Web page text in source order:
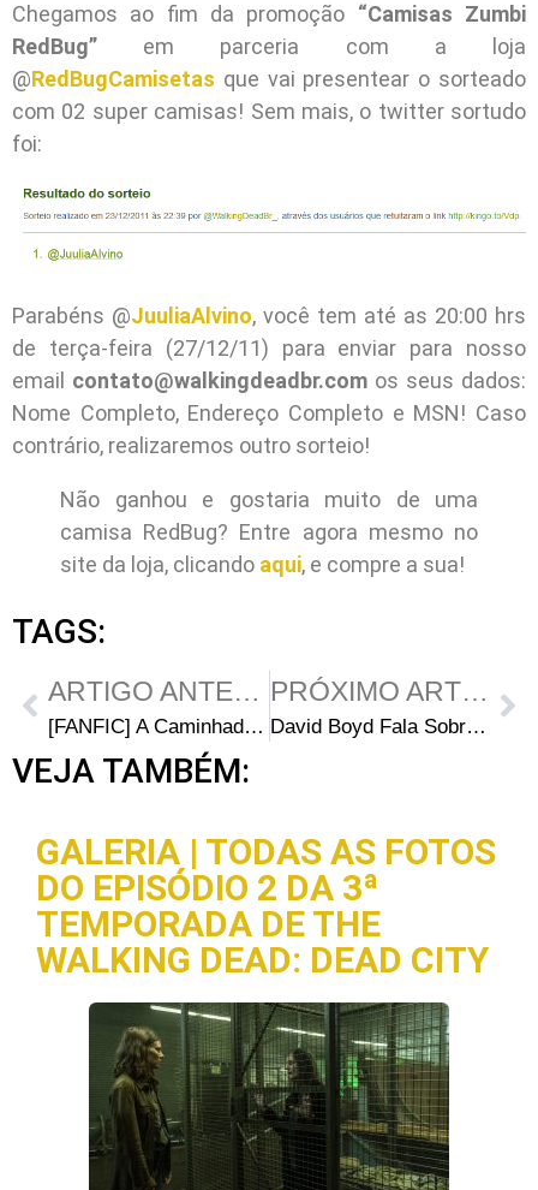
Chegamos ao fim da promoção “Camisas Zumbi
RedBug” em parceria com a loja
@RedBugCamisetas que vai presentear o sorteado
com 02 super camisas! Sem mais, o twitter sortudo
foi:
Parabéns @JuuliaAlvino, você tem até as 20:00 hrs
de terça-feira (27/12/11) para enviar para nosso
email contato@walkingdeadbr.com os seus dados:
Nome Completo, Endereço Completo e MSN! Caso
contrário, realizaremos outro sorteio!
Não ganhou e gostaria muito de uma
camisa RedBug? Entre agora mesmo no
site da loja, clicando aqui, e compre a sua!
TAGS:
ARTIGO ANTERIOR
[FANFIC] A Caminhada dos Mortos – Capítulo 04
PRÓXIMO ARTIGO
David Boyd Fala Sobre Seu Trabalho em The Walking Dead
VEJA TAMBÉM:
GALERIA | TODAS AS FOTOS
DO EPISÓDIO 2 DA 3ª
TEMPORADA DE THE
WALKING DEAD: DEAD CITY